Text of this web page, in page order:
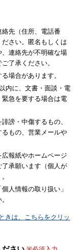
先（住所、電話番
さい。匿名もしくは
連絡先が不明確な場
了承ください。
場合があります。
内に、文書・面談・電
急を要する場合は電
謗・中傷するもの、
もの、営業メールや
報紙やホームページ
承願います（個人が
人情報の取り扱い」
きは、こちらをクリッ